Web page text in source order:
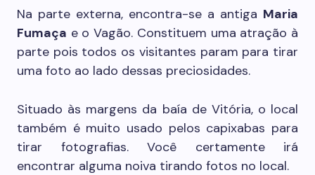
Na parte externa, encontra-se a antiga Maria
Fumaça e o Vagão. Constituem uma atração à
parte pois todos os visitantes param para tirar
uma foto ao lado dessas preciosidades.
Situado às margens da baía de Vitória, o local
também é muito usado pelos capixabas para
tirar fotografias. Você certamente irá
encontrar alguma noiva tirando fotos no local.